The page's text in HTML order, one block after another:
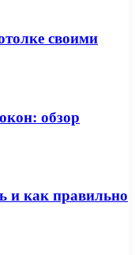
своими
обзор
и как правильно